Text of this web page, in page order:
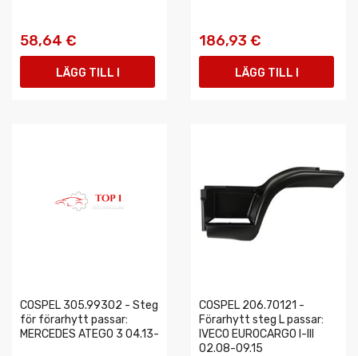
58,64 €
LÄGG TILL I
186,93 €
LÄGG TILL I
COSPEL 305.99302 - Steg
för förarhytt passar:
MERCEDES ATEGO 3 04.13-
COSPEL 206.70121 -
Förarhytt steg L passar:
IVECO EUROCARGO I-III
02.08-09.15